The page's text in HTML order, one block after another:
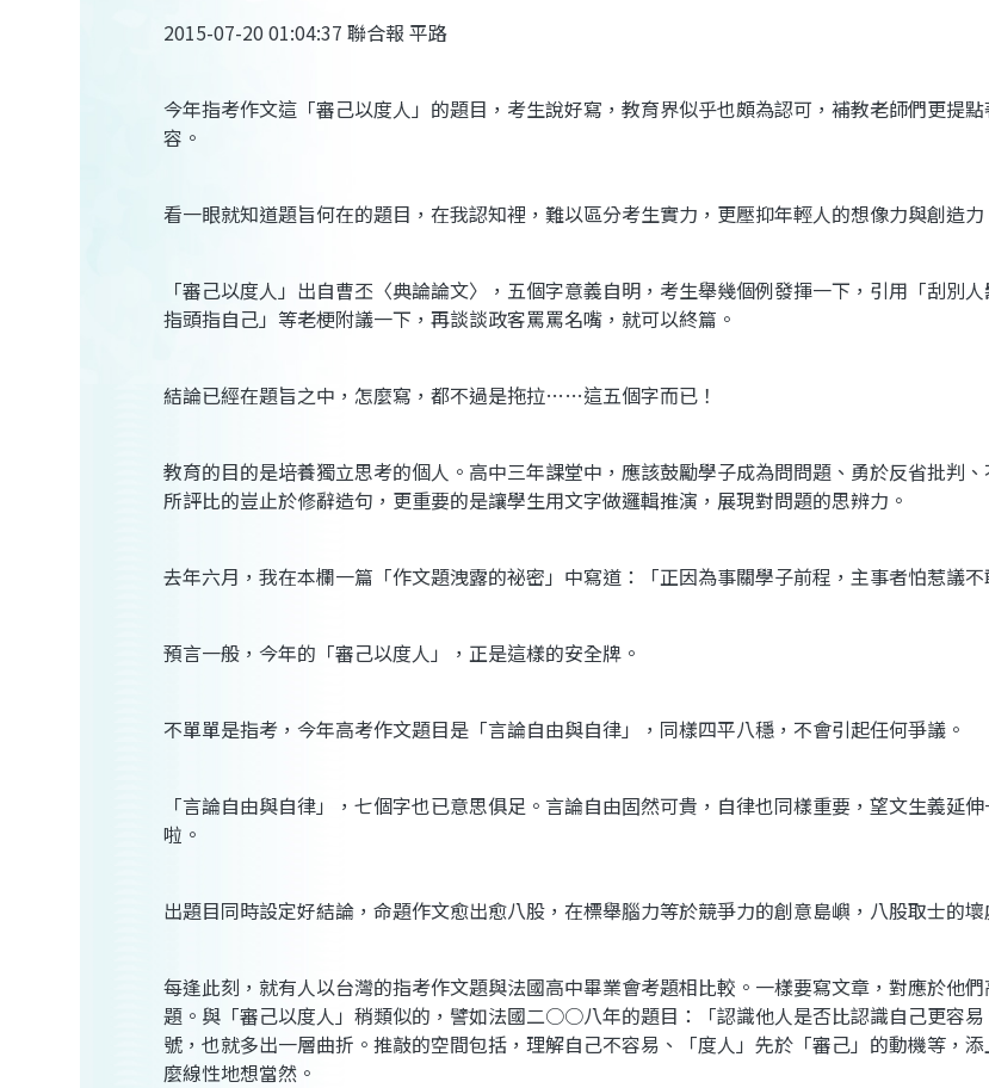
2015-07-20 01:04:37 聯合報 平路
今年指考作文這「審己以度人」的題目，考生說好寫，教育界似乎也頗為認可，補教老師們更提
容。
看一眼就知道題旨何在的題目，在我認知裡，難以區分考生實力，更壓抑年輕人的想像力與創造力
「審己以度人」出自曹丕〈典論論文〉，五個字意義自明，考生舉幾個例發揮一下，引用「刮別
指頭指自己」等老梗附議一下，再談談政客罵罵名嘴，就可以終篇。
結論已經在題旨之中，怎麼寫，都不過是拖拉……這五個字而已！
教育的目的是培養獨立思考的個人。高中三年課堂中，應該鼓勵學子成為問問題、勇於反省批判
所評比的豈止於修辭造句，更重要的是讓學生用文字做邏輯推演，展現對問題的思辨力。
去年六月，我在本欄一篇「作文題洩露的祕密」中寫道：「正因為事關學子前程，主事者怕惹議
預言一般，今年的「審己以度人」，正是這樣的安全牌。
不單單是指考，今年高考作文題目是「言論自由與自律」，同樣四平八穩，不會引起任何爭議。
「言論自由與自律」，七個字也已意思俱足。言論自由固然可貴，自律也同樣重要，望文生義延
啦。
出題目同時設定好結論，命題作文愈出愈八股，在標舉腦力等於競爭力的創意島嶼，八股取士的壞
每逢此刻，就有人以台灣的指考作文題與法國高中畢業會考題相比較。一樣要寫文章，對應於他
題。與「審己以度人」稍類似的，譬如法國二○○八年的題目：「認識他人是否比認識自己更容
號，也就多出一層曲折。推敲的空間包括，理解自己不容易、「度人」先於「審己」的動機等，
麼線性地想當然。